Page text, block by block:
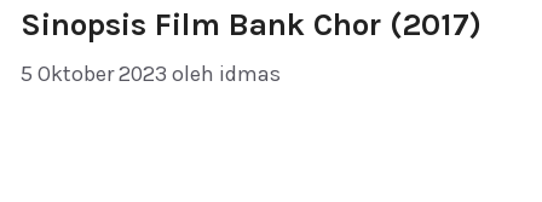
Sinopsis Film Bank Chor (2017)
5 Oktober 2023 oleh idmas